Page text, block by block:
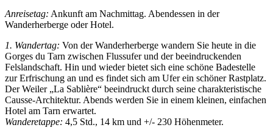
Anreisetag: Ankunft am Nachmittag. Abendessen in der
Wanderherberge oder Hotel.
1. Wandertag: Von der Wanderherberge wandern Sie heute in die
Gorges du Tarn zwischen Flussufer und der beeindruckenden
Felslandschaft. Hin und wieder bietet sich eine schöne Badestelle
zur Erfrischung an und es findet sich am Ufer ein schöner Rastplatz.
Der Weiler „La Sablière“ beeindruckt durch seine charakteristische
Causse-Architektur. Abends werden Sie in einem kleinen, einfachen
Hotel am Tarn erwartet.
Wanderetappe: 4,5 Std., 14 km und +/- 230 Höhenmeter.